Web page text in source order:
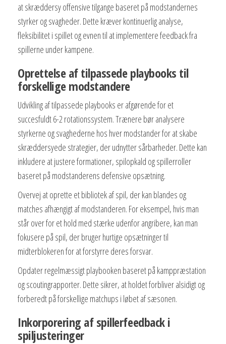
at skræddersy offensive tilgange baseret på modstandernes
styrker og svagheder. Dette kræver kontinuerlig analyse,
fleksibilitet i spillet og evnen til at implementere feedback fra
spillerne under kampene.
Oprettelse af tilpassede playbooks til
forskellige modstandere
Udvikling af tilpassede playbooks er afgørende for et
succesfuldt 6-2 rotationssystem. Trænere bør analysere
styrkerne og svaghederne hos hver modstander for at skabe
skræddersyede strategier, der udnytter sårbarheder. Dette kan
inkludere at justere formationer, spilopkald og spillerroller
baseret på modstanderens defensive opsætning.
Overvej at oprette et bibliotek af spil, der kan blandes og
matches afhængigt af modstanderen. For eksempel, hvis man
står over for et hold med stærke udenfor angribere, kan man
fokusere på spil, der bruger hurtige opsætninger til
midterblokeren for at forstyrre deres forsvar.
Opdater regelmæssigt playbooken baseret på kamppræstation
og scoutingrapporter. Dette sikrer, at holdet forbliver alsidigt og
forberedt på forskellige matchups i løbet af sæsonen.
Inkorporering af spillerfeedback i
spiljusteringer